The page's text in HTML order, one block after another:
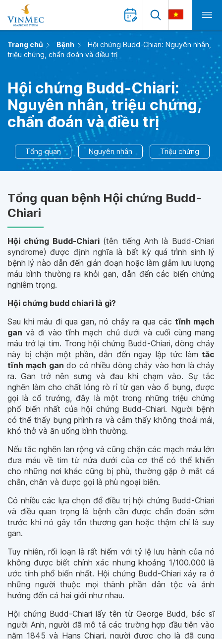
Trang chủ Bệnh
Hội chứng Budd-Chiari: Nguyên nhân,
triệu chứng, chẩn đoán và điều trị
Hội chứng Budd-Chiari:
Nguyên nhân, triệu chứng,
chẩn đoán và điều trị
Tổng quan Nguyên nhân Triệu chứng
Tổng quan bệnh Hội chứng Budd-
Chiari
Hội chứng Budd-Chiari (tên tiếng Anh là Budd-Chiari
syndrome) được định nghĩa là bất kỳ quá trình sinh lý
bệnh lý nào dẫn đến gián đoạn hoặc làm giảm lưu lượng
máu bình thường ra khỏi gan, dẫn đến các biến chứng
nghiêm trọng.
Hội chứng budd chiari là gì?
Sau khi máu đi qua gan, nó chảy ra qua các tĩnh mạch
gan và đi vào tĩnh mạch chủ dưới và cuối cùng mang
máu trở lại tim. Trong hội chứng Budd-Chiari, dòng chảy
này bị chặn một phần, dẫn đến ngay lập tức làm tắc
tĩnh mạch gan do có nhiều dòng chảy vào hơn là chảy
ra. Gan trở nên sưng và đau khi chạm vào. Sự tắc
nghẽn làm cho chất lỏng rò rỉ từ gan vào ổ bụng, được
gọi là cổ trướng, đây là một trong những triệu chứng
phổ biến nhất của hội chứng Budd-Chiari. Người bệnh
có thể thấy bụng phình ra và cảm thấy không thoải mái,
khó thở và ăn uống bình thường.
Nếu tắc nghẽn lan rộng và cũng chặn các mạch máu lớn
đưa máu về tim từ nửa dưới của cơ thể có thể khiến
cho những nơi khác cũng bị phù, thường gặp ở mắt cá
chân, chân và được gọi là phù ngoại biên.
Có nhiều các lựa chọn để điều trị hội chứng Budd-Chiari
và điều quan trọng là bệnh cần được chẩn đoán sớm
trước khi nó gây tổn thương gan hoặc thậm chí là suy
gan.
Tuy nhiên, rối loạn là rất hiếm với tỷ lệ lưu hành của nó
không được biết chính xác nhưng khoảng 1/100.000 là
ước tính phổ biến nhất. Hội chứng Budd-Chiari xảy ra ở
những người thuộc mọi thành phần dân tộc và ảnh
hưởng đến cả hai giới như nhau.
Hội chứng Budd-Chiari lấy tên từ George Budd, bác sĩ
người Anh, người đã mô tả các trường hợp đầu tiên vào
năm 1845 và Hans Chiari, người được cho là đã cung